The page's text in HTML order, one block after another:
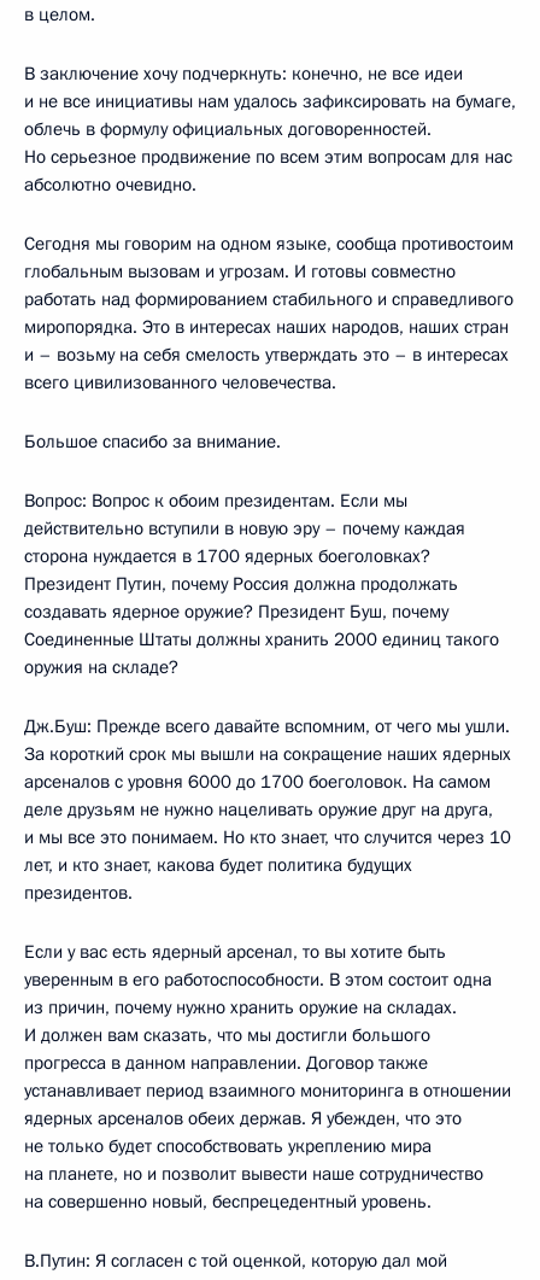
в целом.
В заключение хочу подчеркнуть: конечно, не все идеи
и не все инициативы нам удалось зафиксировать на бумаге,
облечь в формулу официальных договоренностей.
Но серьезное продвижение по всем этим вопросам для нас
абсолютно очевидно.
Сегодня мы говорим на одном языке, сообща противостоим
глобальным вызовам и угрозам. И готовы совместно
работать над формированием стабильного и справедливого
миропорядка. Это в интересах наших народов, наших стран
и – возьму на себя смелость утверждать это – в интересах
всего цивилизованного человечества.
Большое спасибо за внимание.
Вопрос: Вопрос к обоим президентам. Если мы
действительно вступили в новую эру – почему каждая
сторона нуждается в 1700 ядерных боеголовках?
Президент Путин, почему Россия должна продолжать
создавать ядерное оружие? Президент Буш, почему
Соединенные Штаты должны хранить 2000 единиц такого
оружия на складе?
Дж.Буш: Прежде всего давайте вспомним, от чего мы ушли.
За короткий срок мы вышли на сокращение наших ядерных
арсеналов с уровня 6000 до 1700 боеголовок. На самом
деле друзьям не нужно нацеливать оружие друг на друга,
и мы все это понимаем. Но кто знает, что случится через 10
лет, и кто знает, какова будет политика будущих
президентов.
Если у вас есть ядерный арсенал, то вы хотите быть
уверенным в его работоспособности. В этом состоит одна
из причин, почему нужно хранить оружие на складах.
И должен вам сказать, что мы достигли большого
прогресса в данном направлении. Договор также
устанавливает период взаимного мониторинга в отношении
ядерных арсеналов обеих держав. Я убежден, что это
не только будет способствовать укреплению мира
на планете, но и позволит вывести наше сотрудничество
на совершенно новый, беспрецедентный уровень.
В.Путин: Я согласен с той оценкой, которую дал мой